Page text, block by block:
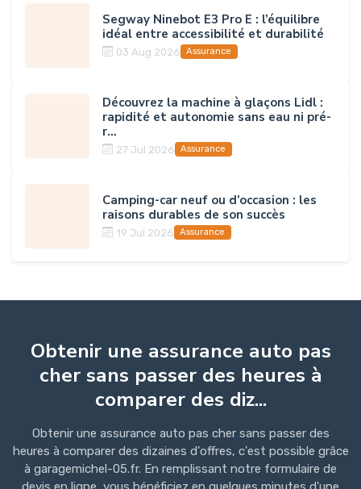
Segway Ninebot E3 Pro E : l’équilibre
idéal entre accessibilité et durabilité
03 Aug 2026 Assurance
Découvrez la machine à glaçons Lidl :
rapidité et autonomie sans eau ni pré-
r...
27 Jul 2026 Assurance
Camping-car neuf ou d’occasion : les
raisons durables de son succès
19 Jul 2026 Assurance
Obtenir une assurance auto pas
cher sans passer des heures à
comparer des diz...
Obtenir une assurance auto pas cher sans passer des
heures à comparer des dizaines d'offres, c'est possible grâce
à garagemichel-05.fr. En remplissant notre formulaire de